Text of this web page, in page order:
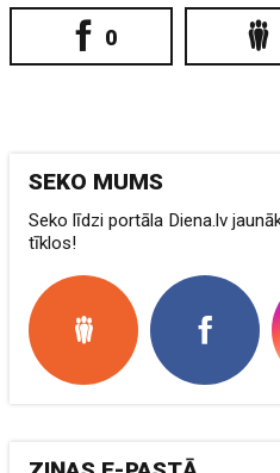
0
SEKO MUMS
Seko līdzi portāla Diena.lv
tīklos!